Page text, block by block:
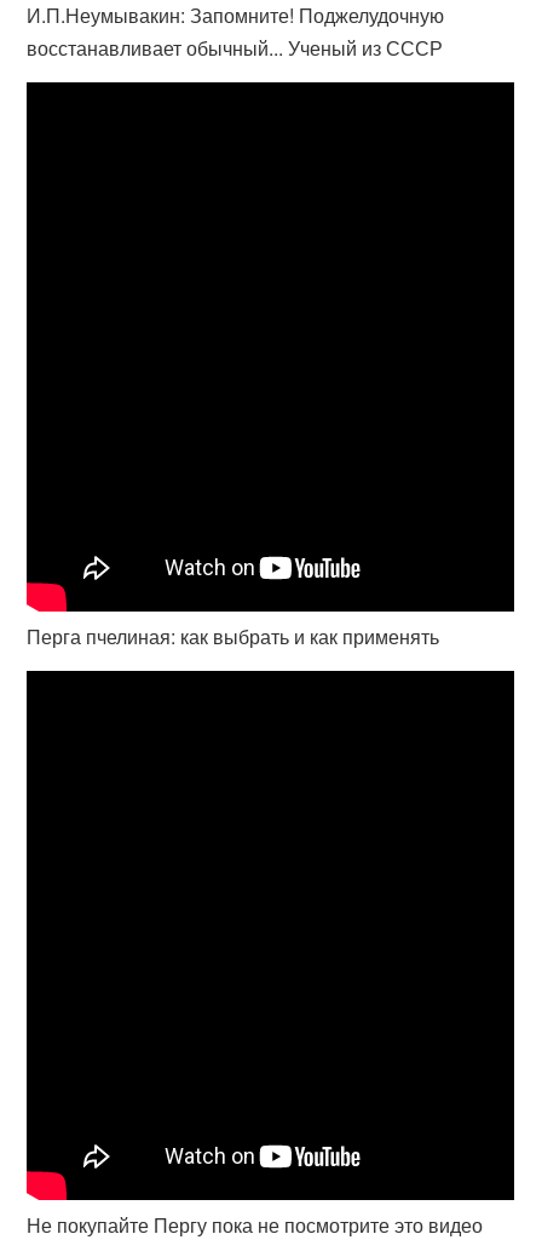
И.П.Неумывакин: Запомните! Поджелудочную
восстанавливает обычный... Ученый из СССР
Перга пчелиная: как выбрать и как применять
Не покупайте Пергу пока не посмотрите это видео